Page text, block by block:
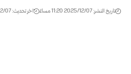
تاريخ النشر: 2025/12/07 11:20 مساءً اخر تحديث: 2025/12/07 11:20 مساءً